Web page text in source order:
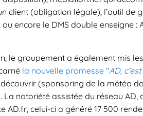
client (obligation légale), l’outil de
encore le DMS double enseigne :
le groupement a également mis
la nouvelle promesse "AD,
(sponsoring de la météo
La notoriété assistée du réseau AD,
AD.fr, celui-ci a généré 17 500